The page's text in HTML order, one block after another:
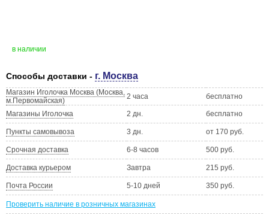
в наличии
Способы доставки - г. Москва
Магазин Иголочка Москва (Москва,
м.Первомайская)
2 часа бесплатно
Магазины Иголочка 2 дн. бесплатно
Пункты самовывоза 3 дн. от 170 руб.
Срочная доставка 6-8 часов 500 руб.
Доставка курьером Завтра 215 руб.
Почта России 5-10 дней 350 руб.
Проверить наличие в розничных магазинах